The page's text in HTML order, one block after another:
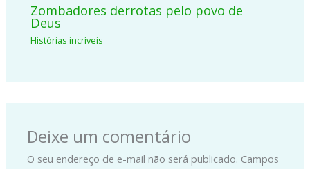
Zombadores derrotas pelo povo de
Deus
Histórias incríveis
Deixe um comentário
O seu endereço de e-mail não será publicado. Campos